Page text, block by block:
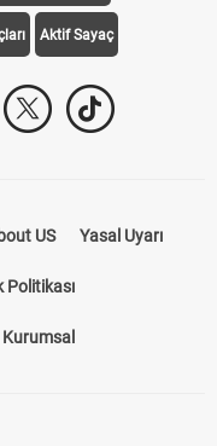
Aktif Sayaç
US Yasal Uyarı
Politikası